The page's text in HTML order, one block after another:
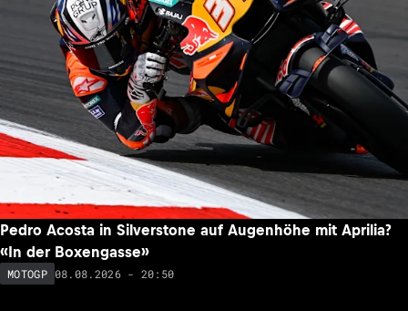
Pedro Acosta in Silverstone auf Augenhöhe mit Aprilia?
«In der Boxengasse»
MOTOGP 08.08.2026 - 20:50